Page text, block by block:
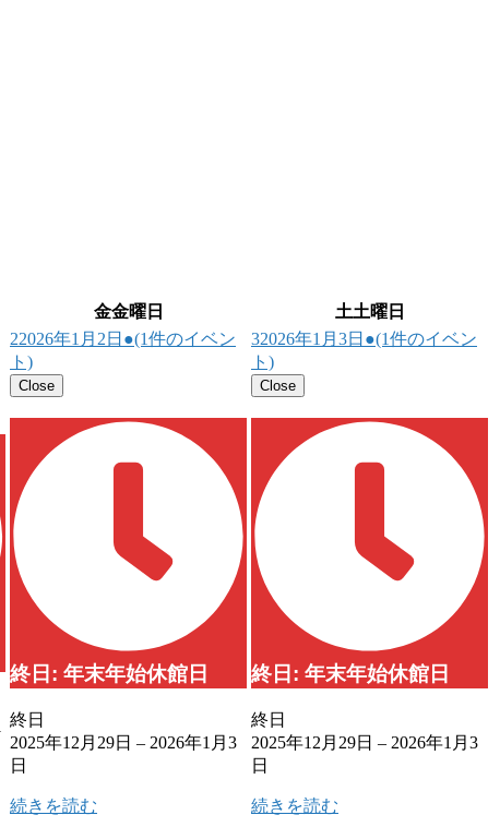
金金曜日 土土曜日
22026年1月2日 ●(1件のイベン
ト)
Close
終日: 年末年始休館日
終日
2025年12月29日 – 2026年1月3
日
続きを読む
32026年1月3日 ●(1件のイベン
ト)
Close
終日: 年末年始休館日
終日
2025年12月29日 – 2026年1月3
日
続きを読む